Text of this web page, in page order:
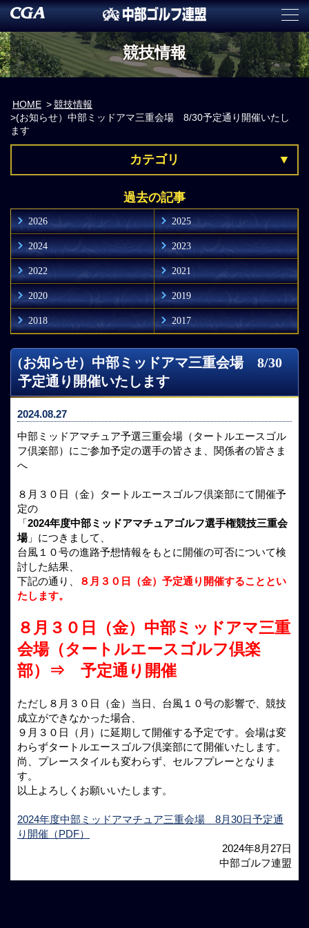
競技情報
HOME
競技情報
(お知らせ）中部ミッドアマ三重会場 8/30予定通り開催いたし
ます
カテゴリ
過去の記事
2026 2025
2024 2023
2022 2021
2020 2019
2018 2017
(お知らせ）中部ミッドアマ三重会場 8/30
予定通り開催いたします
2024.08.27
中部ミッドアマチュア予選三重会場（タートルエースゴル
フ倶楽部）にご参加予定の選手の皆さま、関係者の皆さま
へ
８月３０日（金）タートルエースゴルフ倶楽部にて開催予
定の
「2024年度中部ミッドアマチュアゴルフ選手権競技三重会
場」につきまして、
台風１０号の進路予想情報をもとに開催の可否について検
討した結果、
下記の通り、
８月３０日（金）予定通り開催することとい
たします。
８月３０日（金）中部ミッドアマ三重
会場（タートルエースゴルフ倶楽
部）⇒ 予定通り開催
ただし８月３０日（金）当日、台風１０号の影響で、競技
成立ができなかった場合、
９月３０日（月）に延期して開催する予定です。会場は変
わらずタートルエースゴルフ倶楽部にて開催いたします。
尚、プレースタイルも変わらず、セルフプレーとなりま
す。
以上よろしくお願いいたします。
2024年度中部ミッドアマチュア三重会場 8月30日予定通
り開催（PDF）
2024年8月27日
中部ゴルフ連盟